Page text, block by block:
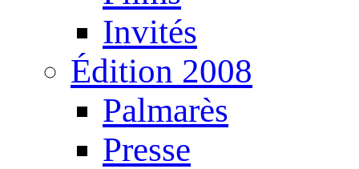
Invités
Édition 2008
Palmarès
Presse